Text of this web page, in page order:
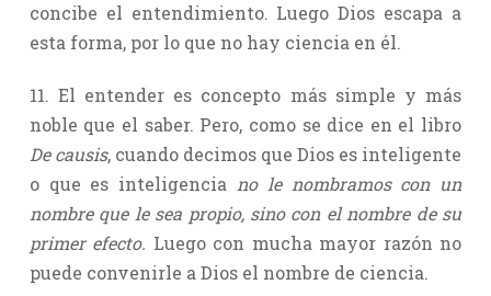
concibe el entendimiento. Luego Dios escapa a
esta forma, por lo que no hay ciencia en él.
11. El entender es concepto más simple y más
noble que el saber. Pero, como se dice en el libro
De causis, cuando decimos que Dios es inteligente
o que es inteligencia no le nombramos con un
nombre que le sea propio, sino con el nombre de su
primer efecto. Luego con mucha mayor razón no
puede convenirle a Dios el nombre de ciencia.